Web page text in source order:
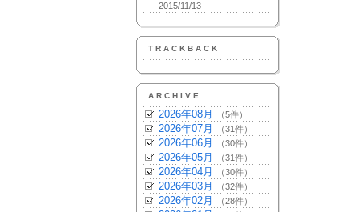
2015/11/13
TRACKBACK
ARCHIVE
2026年08月 （5件）
2026年07月 （31件）
2026年06月 （30件）
2026年05月 （31件）
2026年04月 （30件）
2026年03月 （32件）
2026年02月 （28件）